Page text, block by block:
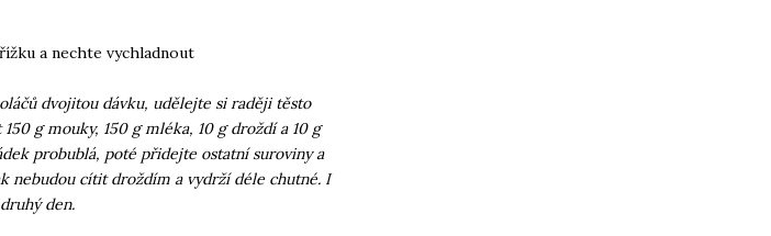
a nechte vychladnout
dvojitou dávku, udělejte si raději těsto
g mouky, 150 g mléka, 10 g droždí a 10 g
probublá, poté přidejte ostatní suroviny a
nebudou cítit droždím a vydrží déle chutné. I
den.